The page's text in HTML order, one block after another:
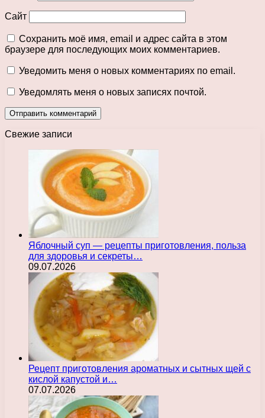
Сайт
Сохранить моё имя, email и адрес сайта в этом
браузере для последующих моих комментариев.
Уведомить меня о новых комментариях по email.
Уведомлять меня о новых записях почтой.
Свежие записи
Яблочный суп — рецепты приготовления, польза
для здоровья и секреты…
09.07.2026
Рецепт приготовления ароматных и сытных щей с
кислой капустой и…
07.07.2026